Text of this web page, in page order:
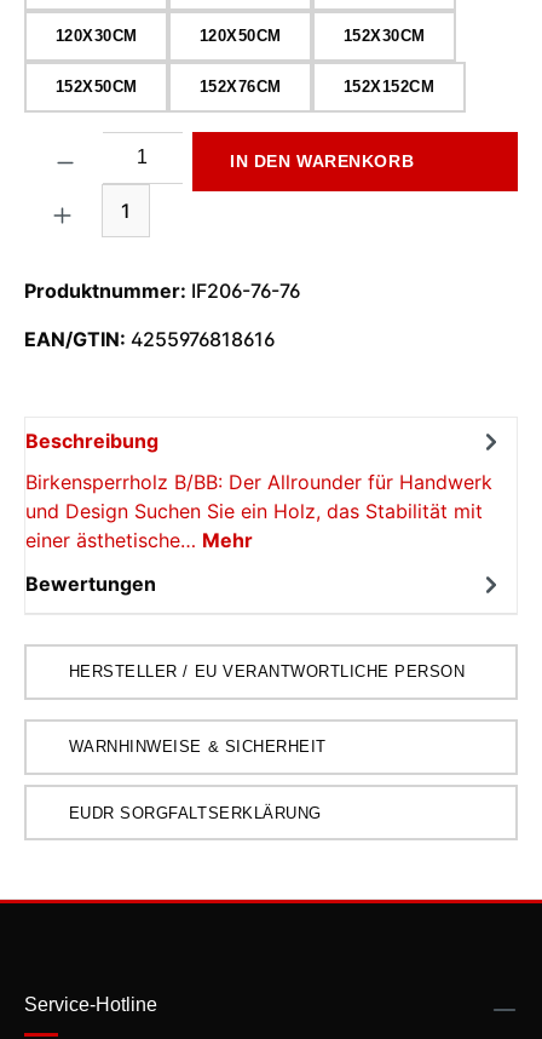
120X30CM 120X50CM 152X30CM
152X50CM 152X76CM 152X152CM
1
IN DEN WARENKORB
Produktnummer: IF206-76-76
EAN/GTIN: 4255976818616
Beschreibung
Birkensperrholz B/BB: Der Allrounder für Handwerk
und Design Suchen Sie ein Holz, das Stabilität mit
einer ästhetische… Mehr
Bewertungen
HERSTELLER / EU VERANTWORTLICHE PERSON
WARNHINWEISE & SICHERHEIT
EUDR SORGFALTSERKLÄRUNG
Service-Hotline